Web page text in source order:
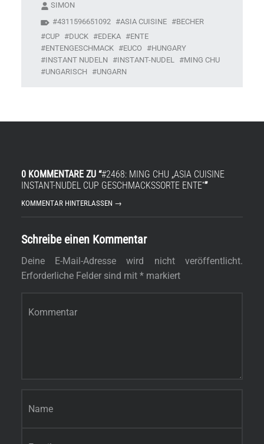
SIMON
4311596651092
ASIA CUISINE
BECHER
CUP
DUCK EDEKA
ENTE
ENTENGESCHMACK
EUCO
HUNGARY
INSTANT NUDELN
INSTANT-NUDEL
MING CHU
UNGARISCH
UNGARN
0 KOMMENTARE ZU “#2468: MING CHU „ASIA CUISINE
INSTANT-NUDEL CUP GESCHMACKSSORTE ENTE“”
KOMMENTAR HINTERLASSEN →
Schreibe einen Kommentar
Deine E-Mail-Adresse wird nicht veröffentlicht.
Erforderliche Felder sind mit *markiert